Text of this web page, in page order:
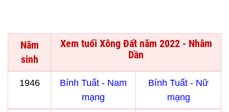
Năm
sinh
Xem tuổi Xông Đất năm 2022 - Nhâm
Dần
1946
Bính Tuất - Nam
mạng
Bính Tuất - Nữ
mạng